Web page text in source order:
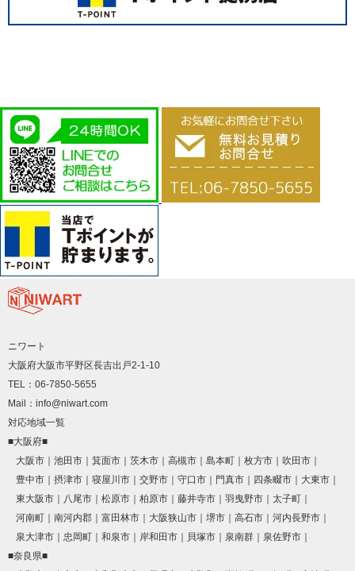
ニワート
大阪府大阪市平野区長吉出戸2-1-10
TEL：06-7850-5655
Mail：info@niwart.com
対応地域一覧
■大阪府■
大阪市
池田市 箕面市 茨木市 高槻市 島本町 枚方市
吹田市
豊中市
摂津市 寝屋川市 交野市 守口市 門真市 四条畷市
大東市
東大阪市
八尾市 松原市 柏原市 藤井寺市 羽曳野市
太子町
河南町
南河内郡 富田林市 大阪狭山市 堺市 高石市
河内長野市
泉大津市
忠岡町 和泉市 岸和田市 貝塚市 泉南群
泉佐野市
■奈良県■